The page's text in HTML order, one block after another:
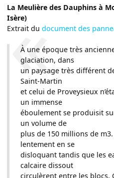
La Meulière des Dauphins à
Isère)
Extrait dudocument des
À une époque très
glaciation, dans
un paysage très différent
Saint-Martin
et celui de Proveysieux
un immense
éboulement se produisit
un volume de
plus de 150 millions de
lentement en se
disloquant tandis que les
calcaire dissout
circulèrent entre les blocs.